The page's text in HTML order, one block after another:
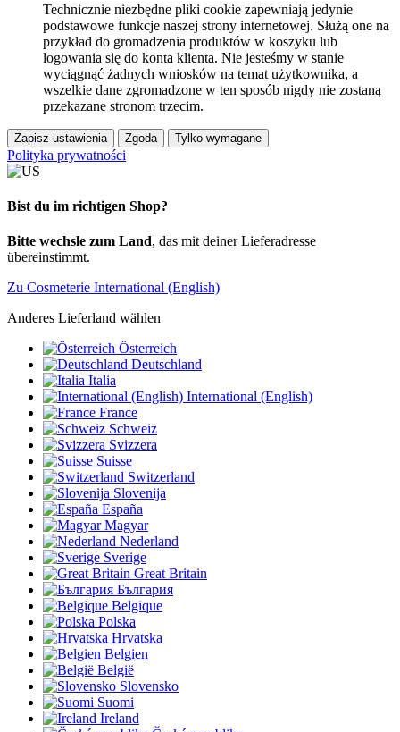
Technicznie niezbędne pliki cookie zapewniają jedynie
podstawowe funkcje naszej strony internetowej. Służą one na
przykład do gromadzenia produktów w koszyku lub
logowania się do konta klienta. Nie jesteśmy w stanie
wyciągnąć żadnych wniosków na temat użytkownika, a
wszelkie dane zgromadzone w ten sposób nigdy nie zostaną
przekazane stronom trzecim.
Zapisz ustawienia Zgoda Tylko wymagane
Polityka prywatności
Bist du im richtigen Shop?
Bitte wechsle zum Land, das mit deiner Lieferadresse
übereinstimmt.
Zu Cosmeterie International (English)
Anderes Lieferland wählen
Österreich
Deutschland
Italia
International (English)
France
Schweiz
Svizzera
Suisse
Switzerland
Slovenija
España
Magyar
Nederland
Sverige
Great Britain
България
Belgique
Polska
Hrvatska
Belgien
België
Slovensko
Suomi
Ireland